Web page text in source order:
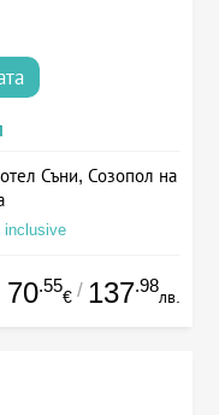
Съни, Созопол на
inclusive
70.55
€ / 137.98
лв.